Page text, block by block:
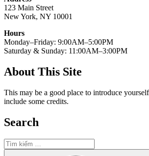
123 Main Street
New York, NY 10001
Hours
Monday–Friday: 9:00AM–5:00PM
Saturday & Sunday: 11:00AM–3:00PM
About This Site
This may be a good place to introduce
include some credits.
Search
Tìm
kiếm: